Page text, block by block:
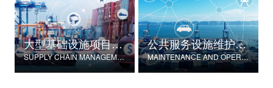
大型基础设施项目物资供应链管理
SUPPLY CHAIN MANAGEMENT FOR LARGE-SCALE INFRASTRUCTURE PROJECTS
公共服务设施维护与运营
MAINTENANCE AND OPERATION OF PUBLIC SERVICE FACILITIES